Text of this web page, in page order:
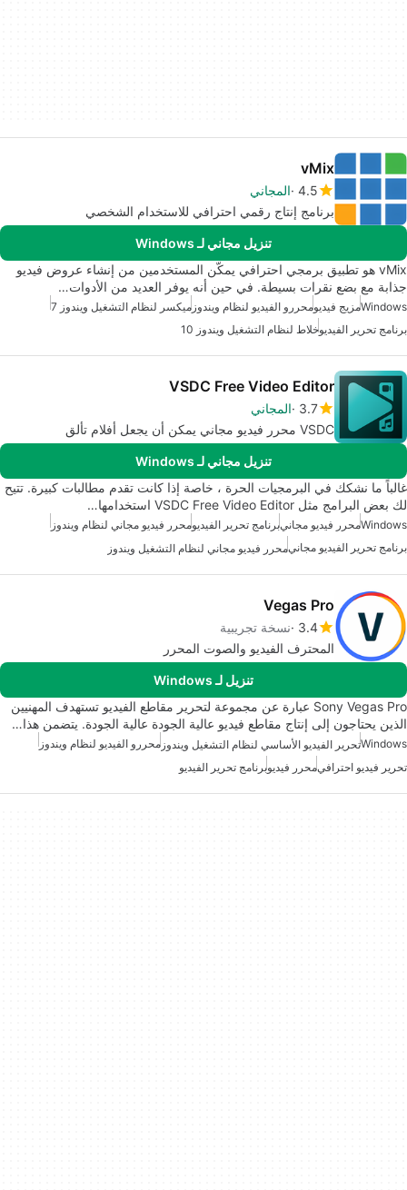
vMix
4.5 المجاني
برنامج إنتاج رقمي احترافي للاستخدام الشخصي
تنزيل مجاني لـ Windows
vMix هو تطبيق برمجي احترافي يمكّن المستخدمين من إنشاء عروض فيديو
جذابة مع بضع نقرات بسيطة. في حين أنه يوفر العديد من الأدوات…
Windowsمزيج فيديومحررو الفيديو لنظام ويندوز ميكسر لنظام التشغيل ويندوز 7
برنامج تحرير الفيديوخلاط لنظام التشغيل ويندوز 10
VSDC Free Video Editor
3.7 المجاني
VSDC محرر فيديو مجاني يمكن أن يجعل أفلام تألق
تنزيل مجاني لـ Windows
غالباً ما نشكك في البرمجيات الحرة ، خاصة إذا كانت تقدم مطالبات كبيرة. تتيح
لك بعض البرامج مثل VSDC Free Video Editor استخدامها…
Windowsمحرر فيديو مجانيبرنامج تحرير الفيديومحرر فيديو مجاني لنظام ويندوز
برنامج تحرير الفيديو مجانيمحرر فيديو مجاني لنظام التشغيل ويندوز
Vegas Pro
3.4 نسخة تجريبية
المحترف الفيديو والصوت المحرر
تنزيل لـ Windows
Sony Vegas Pro عبارة عن مجموعة لتحرير مقاطع الفيديو تستهدف المهنيين
الذين يحتاجون إلى إنتاج مقاطع فيديو عالية الجودة عالية الجودة. يتضمن هذا…
Windowsتحرير الفيديو الأساسي لنظام التشغيل ويندوز محررو الفيديو لنظام ويندوز
تحرير فيديو احترافيمحرر فيديوبرنامج تحرير الفيديو